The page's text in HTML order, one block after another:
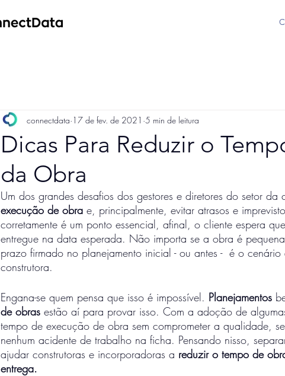
Dicas Para Reduzir o
da Obra
connectdata 17 de fev. de 2021 5 min de leitura
Um dos grandes desafios dos gestores e diretores do setor
execução de obra e, principalmente, evitar atrasos e
corretamente é um ponto essencial, afinal, o cliente espera
entregue na data esperada. Não importa se a obra é
prazo firmado no planejamento inicial - ou antes -  é o
construtora.
Engana-se quem pensa que isso é impossível. Planejamentos
de obras estão aí para provar isso. Com a adoção de
tempo de execução de obra sem comprometer a qualidade,
nenhum acidente de trabalho na ficha. Pensando nisso,
ajudar construtoras e incorporadoras a reduzir o tempo de
entrega.